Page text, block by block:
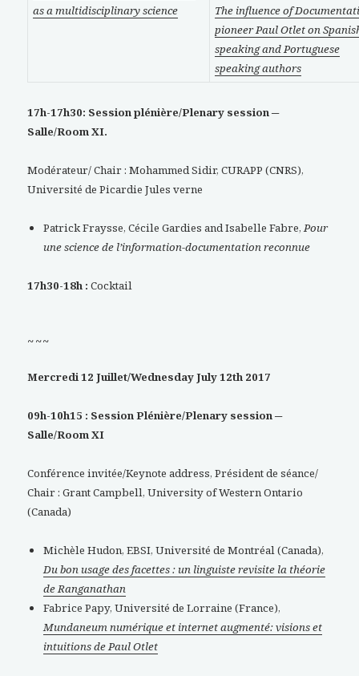
as a multidisciplinary science
The influence of
pioneer Paul Otlet on
speaking and Portuguese
speaking authors
17h-17h30: Session plénière/Plenary session ─
Salle/Room XI.
Modérateur/ Chair : Mohammed Sidir, CURAPP (CNRS),
Université de Picardie Jules verne
Patrick Fraysse, Cécile Gardies and Isabelle Fabre,Pour
une science de l’information-documentation reconnue
17h30-18h : Cocktail
~~~
Mercredi 12 Juillet/Wednesday July 12th 2017
09h-10h15 : Session Plénière/Plenary session ─
Salle/Room XI
Conférence invitée/Keynote address, Président de séance/
Chair : Grant Campbell, University of Western Ontario
(Canada)
Michèle Hudon, EBSI, Université de Montréal (Canada),
Du bon usage des facettes : un linguiste revisite la théorie
de Ranganathan
Fabrice Papy, Université de Lorraine (France),
Mundaneum numérique et internet augmenté: visions et
intuitions de Paul Otlet